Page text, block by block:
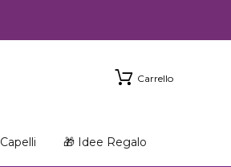
Carrello
Capelli 🎁 Idee Regalo